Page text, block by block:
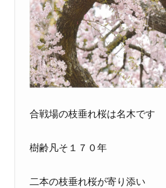
合戦場の枝垂れ桜は名木です
樹齢凡そ１７０年
二本の枝垂れ桜が寄り添い